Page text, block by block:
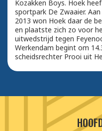
Kozakken Boys. Hoek
sportpark De Zwaaier.
2013 won Hoek daar de
en plaatste zich zo voor
uitwedstrijd tegen
Werkendam begint om
scheidsrechter Prooi uit